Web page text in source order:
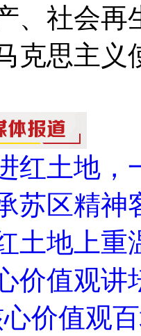
、社会再
克思主义
红土地，
苏区精神
土地上重
价值观讲
价值观